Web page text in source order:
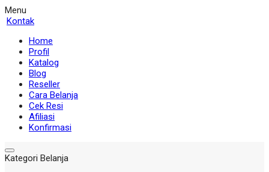
Menu
Kontak
Home
Profil
Katalog
Blog
Reseller
Cara Belanja
Cek Resi
Afiliasi
Konfirmasi
Kategori Belanja